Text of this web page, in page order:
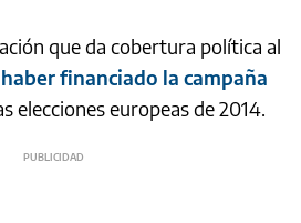
que da cobertura política al
financiado la campaña
elecciones europeas de 2014.